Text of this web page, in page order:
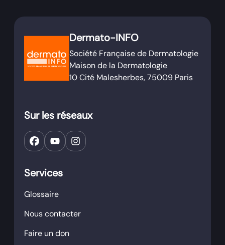
Dermato-INFO
Société Française de Dermatologie
Maison de la Dermatologie
10 Cité Malesherbes, 75009 Paris
Sur les réseaux
Services
Glossaire
Nous contacter
Faire un don